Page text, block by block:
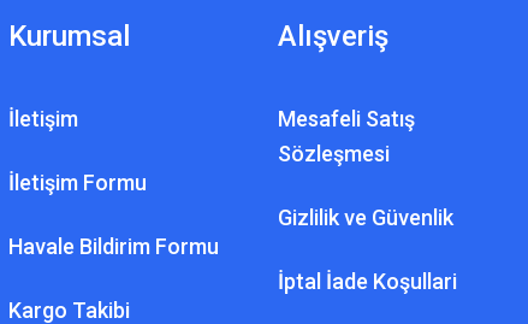
Kurumsal
İletişim
İletişim Formu
Havale Bildirim Formu
Kargo Takibi
Alışveriş
Mesafeli Satış
Sözleşmesi
Gizlilik ve Güvenlik
İptal İade Koşullari